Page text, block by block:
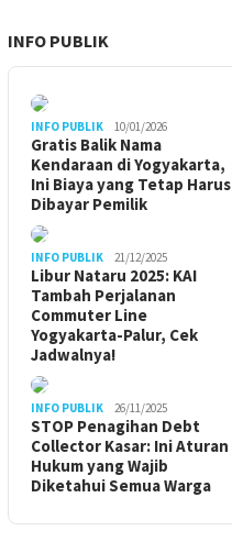
INFO PUBLIK
INFO PUBLIK 10/01/2026
Gratis Balik Nama
Kendaraan di Yogyakarta,
Ini Biaya yang Tetap Harus
Dibayar Pemilik
INFO PUBLIK 21/12/2025
Libur Nataru 2025: KAI
Tambah Perjalanan
Commuter Line
Yogyakarta-Palur, Cek
Jadwalnya!
INFO PUBLIK 26/11/2025
STOP Penagihan Debt
Collector Kasar: Ini Aturan
Hukum yang Wajib
Diketahui Semua Warga